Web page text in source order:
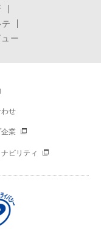
ー
せ
業
ビリティ